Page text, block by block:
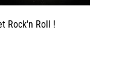
Rock'n Roll !